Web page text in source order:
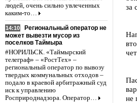
людей, очень сильно увлеченных
каким-то…
14:10
Региональный оператор не
может вывезти мусор из
поселков Таймыра
#НОРИЛЬСК. «Таймырский
телеграф» – «РостТех» –
региональный оператор по вывозу
твердых коммунальных отходов –
подало в краевой арбитражный суд
иск к управлению
Росприроднадзора. Оператор…
за
не